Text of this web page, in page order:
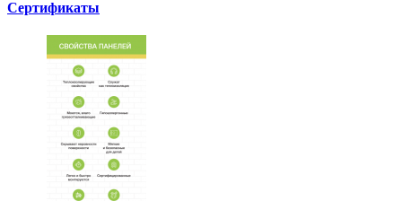
Сертификаты